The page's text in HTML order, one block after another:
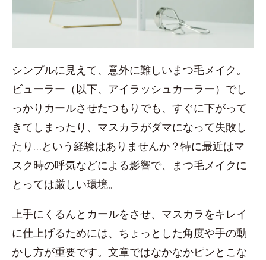
シンプルに見えて、意外に難しいまつ毛メイク。
ビューラー（以下、アイラッシュカーラー）でし
っかりカールさせたつもりでも、すぐに下がって
きてしまったり、マスカラがダマになって失敗し
たり…という経験はありませんか？特に最近はマ
スク時の呼気などによる影響で、まつ毛メイクに
とっては厳しい環境。
上手にくるんとカールをさせ、マスカラをキレイ
に仕上げるためには、ちょっとした角度や手の動
かし方が重要です。文章ではなかなかピンとこな